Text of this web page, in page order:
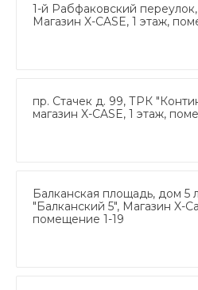
1-й Рабфаковский
Магазин X-CASE, 1 этаж,
пр. Стачек д. 99, ТРК
магазин X-CASE, 1 этаж,
Балканская площадь, дом 5
"Балканский 5", Магазин X-
помещение 1-19